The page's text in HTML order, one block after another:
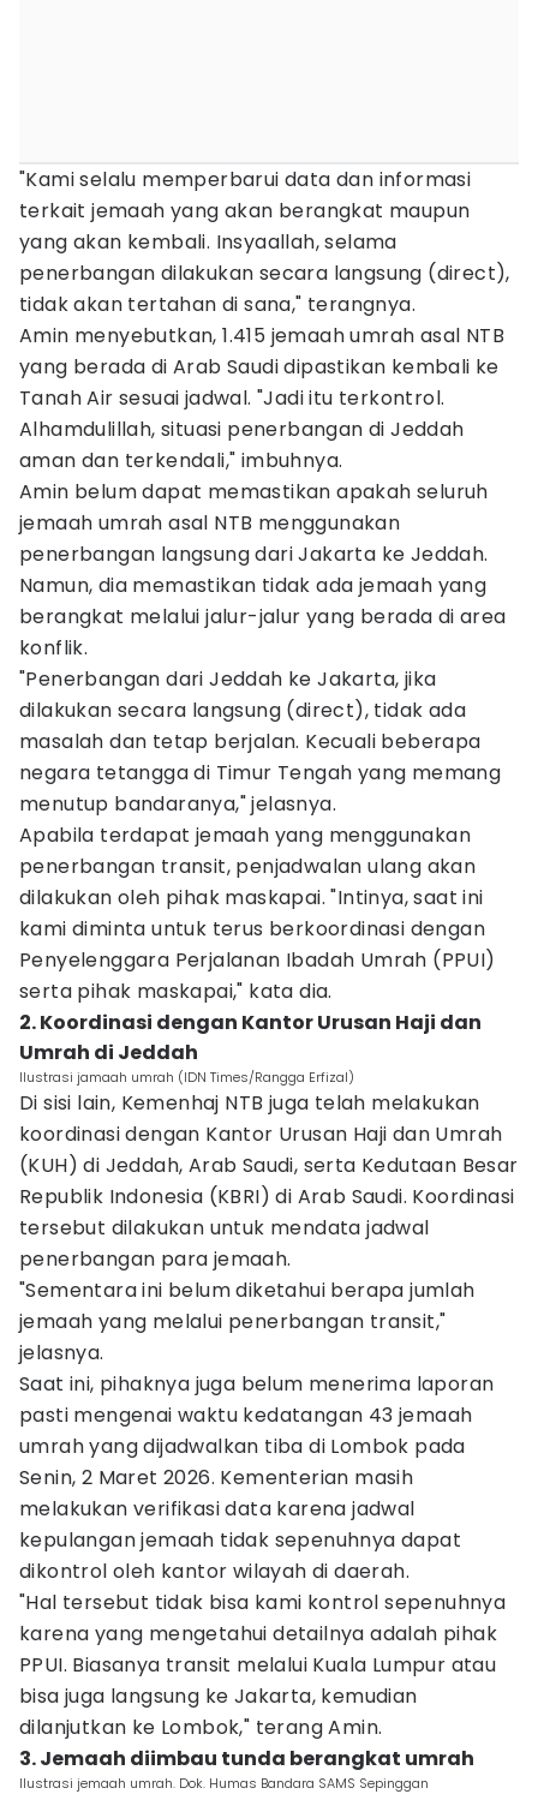
"Kami selalu memperbarui data dan informasi
terkait jemaah yang akan berangkat maupun
yang akan kembali. Insyaallah, selama
penerbangan dilakukan secara langsung (direct),
tidak akan tertahan di sana," terangnya.
Amin menyebutkan, 1.415 jemaah umrah asal NTB
yang berada di Arab Saudi dipastikan kembali ke
Tanah Air sesuai jadwal. "Jadi itu terkontrol.
Alhamdulillah, situasi penerbangan di Jeddah
aman dan terkendali," imbuhnya.
Amin belum dapat memastikan apakah seluruh
jemaah umrah asal NTB menggunakan
penerbangan langsung dari Jakarta ke Jeddah.
Namun, dia memastikan tidak ada jemaah yang
berangkat melalui jalur-jalur yang berada di area
konflik.
"Penerbangan dari Jeddah ke Jakarta, jika
dilakukan secara langsung (direct), tidak ada
masalah dan tetap berjalan. Kecuali beberapa
negara tetangga di Timur Tengah yang memang
menutup bandaranya," jelasnya.
Apabila terdapat jemaah yang menggunakan
penerbangan transit, penjadwalan ulang akan
dilakukan oleh pihak maskapai. "Intinya, saat ini
kami diminta untuk terus berkoordinasi dengan
Penyelenggara Perjalanan Ibadah Umrah (PPUI)
serta pihak maskapai," kata dia.
2. Koordinasi dengan Kantor Urusan Haji dan
Umrah di Jeddah
Ilustrasi jamaah umrah (IDN Times/Rangga Erfizal)
Di sisi lain, Kemenhaj NTB juga telah melakukan
koordinasi dengan Kantor Urusan Haji dan Umrah
(KUH) di Jeddah, Arab Saudi, serta Kedutaan Besar
Republik Indonesia (KBRI) di Arab Saudi. Koordinasi
tersebut dilakukan untuk mendata jadwal
penerbangan para jemaah.
"Sementara ini belum diketahui berapa jumlah
jemaah yang melalui penerbangan transit,"
jelasnya.
Saat ini, pihaknya juga belum menerima laporan
pasti mengenai waktu kedatangan 43 jemaah
umrah yang dijadwalkan tiba di Lombok pada
Senin, 2 Maret 2026. Kementerian masih
melakukan verifikasi data karena jadwal
kepulangan jemaah tidak sepenuhnya dapat
dikontrol oleh kantor wilayah di daerah.
"Hal tersebut tidak bisa kami kontrol sepenuhnya
karena yang mengetahui detailnya adalah pihak
PPUI. Biasanya transit melalui Kuala Lumpur atau
bisa juga langsung ke Jakarta, kemudian
dilanjutkan ke Lombok," terang Amin.
3. Jemaah diimbau tunda berangkat umrah
Ilustrasi jemaah umrah. Dok. Humas Bandara SAMS Sepinggan